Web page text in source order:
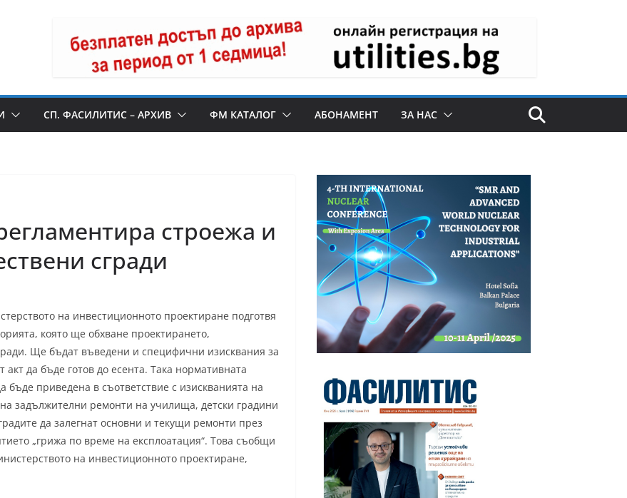
СП. ФАСИЛИТИС – АРХИВ ФМ КАТАЛОГ АБОНАМЕНТ ЗА НАС
строежа и
сгради
на инвестиционното проектиране подготвя
която ще обхване проектирането,
Ще бъдат въведени и специфични изисквания за
да бъде готов до есента. Така нормативната
бъде приведена в съответствие с изискванията на
задължителни ремонти на училища, детски градини
да залегнат основни и текущи ремонти през
„грижа по време на експлоатация“. Това съобщи
на инвестиционното проектиране,